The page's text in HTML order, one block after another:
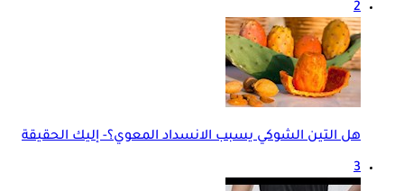
2
هل التين الشوكي يسبب الانسداد المعوي؟- إليك الحقيقة
3